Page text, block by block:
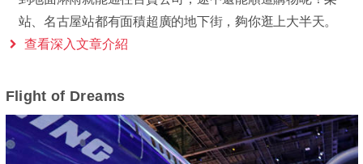
站、名古屋站都有面積超廣的地下街，夠你逛上大半天。
查看深入文章介紹
Flight of Dreams